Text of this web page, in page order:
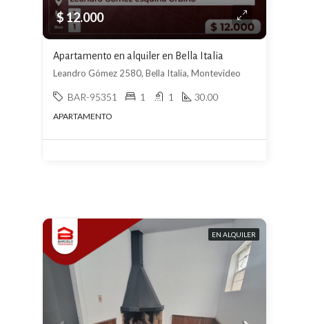
$ 12.000
Apartamento en alquiler en Bella Italia
Leandro Gómez 2580, Bella Italia, Montevideo
BAR-95351 1 1 30.00
APARTAMENTO
EN ALQUILER